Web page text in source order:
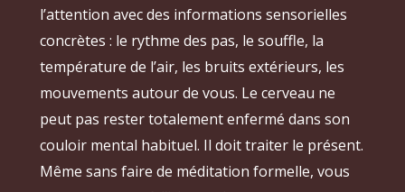
l’attention avec des informations sensorielles
concrètes : le rythme des pas, le souffle, la
température de l’air, les bruits extérieurs, les
mouvements autour de vous. Le cerveau ne
peut pas rester totalement enfermé dans son
couloir mental habituel. Il doit traiter le présent.
Même sans faire de méditation formelle, vous